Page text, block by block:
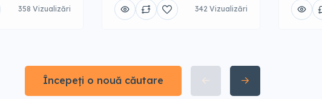
358 Vizualizări 342 Vizualizări
Începeți o nouă căutare